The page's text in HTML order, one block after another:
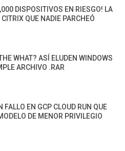
DISPOSITIVOS EN RIESGO! LA
CITRIX QUE NADIE PARCHEÓ
WHAT? ASÍ ELUDEN WINDOWS
ARCHIVO .RAR
FALLO EN GCP CLOUD RUN QUE
DE MENOR PRIVILEGIO